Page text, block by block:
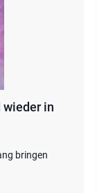
in
bringen